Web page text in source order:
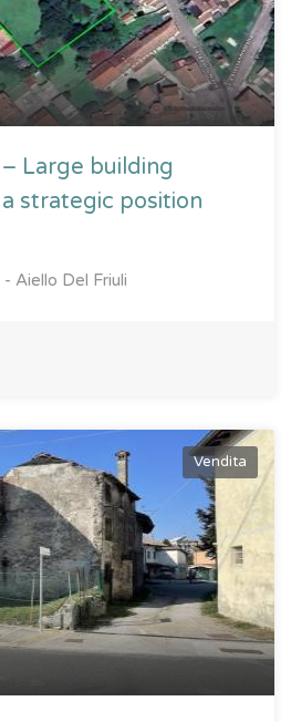
Large building
strategic position
Aiello Del Friuli
Vendita